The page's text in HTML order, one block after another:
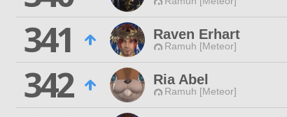
341
Raven Erhart
Ramuh [Meteor]
342
Ria Abel
Ramuh [Meteor]